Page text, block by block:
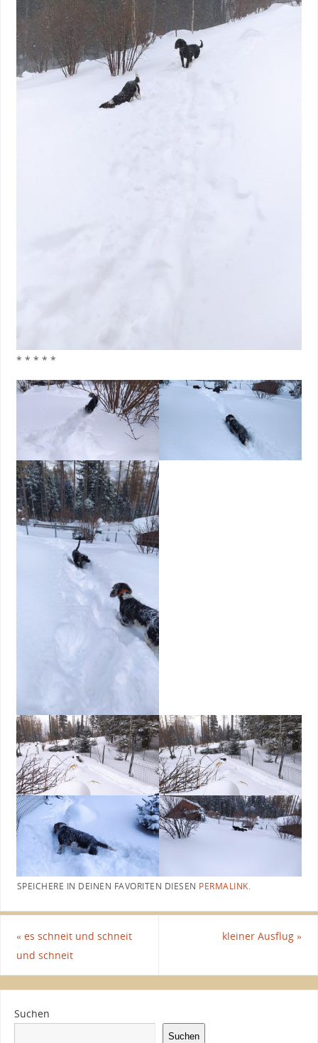
* * * * *
SPEICHERE IN DEINEN FAVORITEN DIESEN PERMALINK.
«es schneit und schneit
und schneit
kleiner Ausflug»
Suchen
Suchen